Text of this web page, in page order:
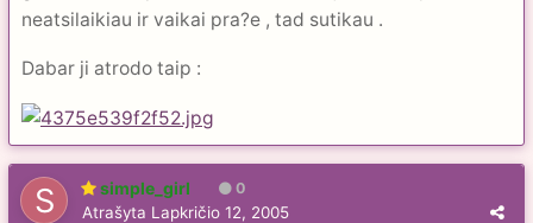
neatsilaikiau ir vaikai pra?e , tad sutikau .
Dabar ji atrodo taip :
simple_girl 0
Atrašyta Lapkričio 12, 2005